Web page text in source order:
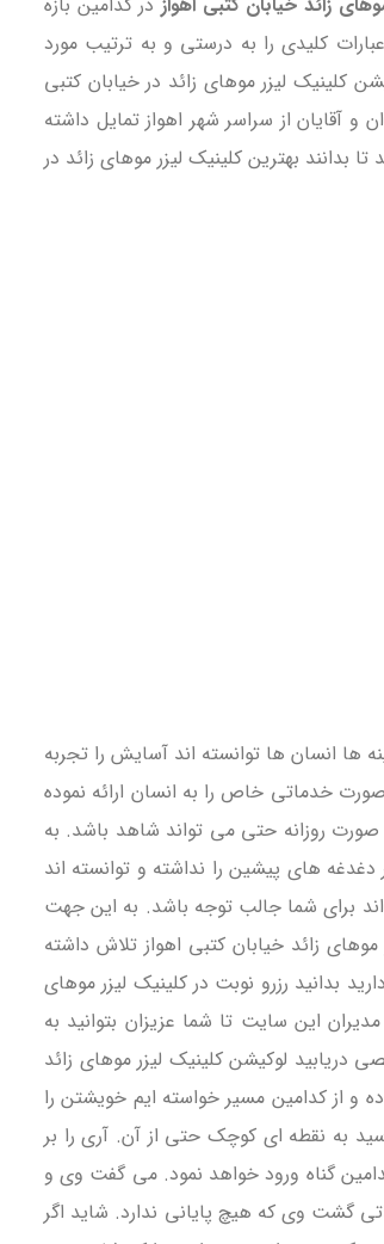
کلیدی را به درستی و به ترتیب مورد
کلینیک لیزر موهای زائد در خیابان کتبی
آقایان از سراسر شهر اهواز تمایل داشته
بهترین کلینیک لیزر موهای زائد در
ها انسان ها توانسته اند آسایش را تجربه
خدماتی خاص را به انسان ارائه نموده
روزانه حتی می تواند شاهد باشد. به
های پیشین را نداشته و توانسته اند
برای شما جالب توجه باشد. به این جهت
زائد خیابان کتبی اهواز تلاش داشته
بدانید رزرو نوبت در کلینیک لیزر موهای
این سایت تا شما عزیزان بتوانید به
دریابید لوکیشن کلینیک لیزر موهای زائد
و از کدامین مسیر خواسته ایم خویشتن را
به نقطه ای کوچک حتی از آن. آری را بر
گناه ورود خواهد نمود. می گفت وی و
گشت وی که هیچ پایانی ندارد. شاید اگر